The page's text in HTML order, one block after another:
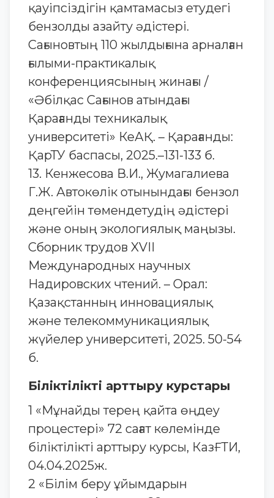
қауіпсіздігін қамтамасыз етудегі
бензолды азайту әдістері.
Сағыновтың 110 жылдығына арналған
ғылыми-практикалық
конференциясының жинағы /
«Әбілқас Сағынов атындағы
Қарағанды техникалық
университеті» КеАҚ. – Қарағанды:
ҚарТУ баспасы, 2025.–131-133 б.
13. Кенжесова В.И., Жумагалиева
Г.Ж. Автокөлік отынындағы бензол
деңгейін төмендетудің әдістері
және оның экологиялық маңызы.
Сборник трудов XVII
Международных научных
Надировских чтений. – Орал:
Қазақстанның инновациялық
және телекоммуникациялық
жүйелер университеті, 2025. 50-54
б.
Біліктілікті арттыру курстары
1 «Мұнайды терең қайта өңдеу
процестері» 72 сағат көлемінде
біліктілікті арттыру курсы, КазҒТИ,
04.04.2025ж.
2 «Білім беру ұйымдарын